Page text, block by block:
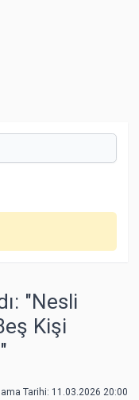
"Nesli
Kişi
Tarihi: 11.03.2026 20:00